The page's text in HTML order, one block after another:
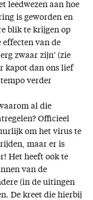
leedwezen aan hoe
is geworden en
blik te krijgen op
effecten van de
zwaar zijn’ (zie
kapot dan ons lief
verder
al die
Officieel
om het virus te
maar er is
Het heeft ook te
van de
(in de uitingen
De kreet die hierbij